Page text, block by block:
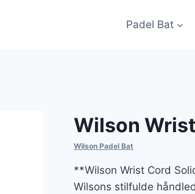
Padel Bat
Wilson
Wilson Padel Bat
**Wilson Wrist Cord
Wilsons stilfulde